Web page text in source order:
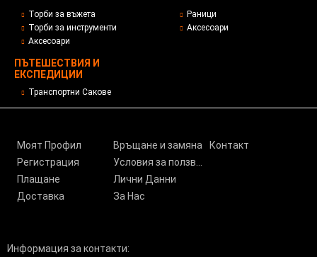
Торби за въжета
Торби за инструменти
Аксесоари
ПЪТЕШЕСТВИЯ И
ЕКСПЕДИЦИИ
Транспортни Сакове
Раници
Аксесоари
Моят Профил
Регистрация
Плащане
Доставка
Връщане и замяна
Лични Данни
За Нас
Контакт
Информация за контакти: